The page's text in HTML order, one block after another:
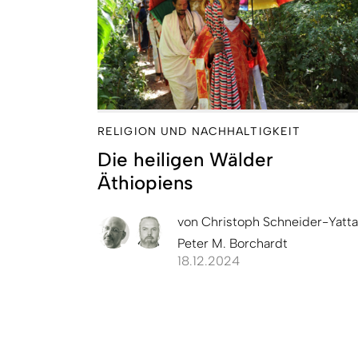
RELIGION UND NACHHALTIGKEIT
Die heiligen Wälder
Äthiopiens
von Christoph Schneider-
Peter M. Borchardt
18.12.2024